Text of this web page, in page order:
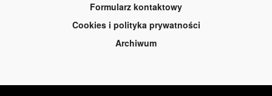
Formularz kontaktowy
Cookies i polityka prywatności
Archiwum